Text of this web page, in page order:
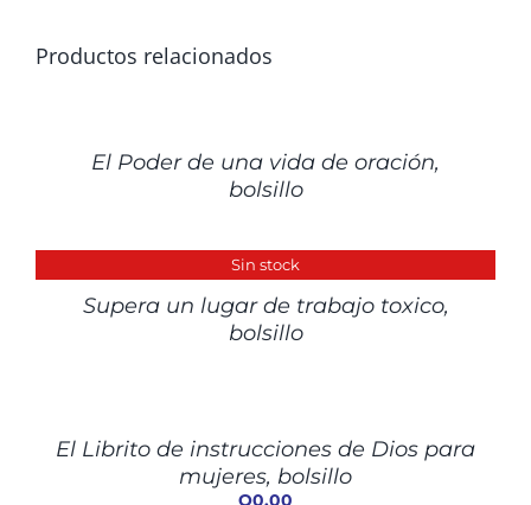
Productos relacionados
El Poder de una vida de oración,
bolsillo
Sin stock
Supera un lugar de trabajo toxico,
bolsillo
DETALLES
El Librito de instrucciones de Dios para
mujeres, bolsillo